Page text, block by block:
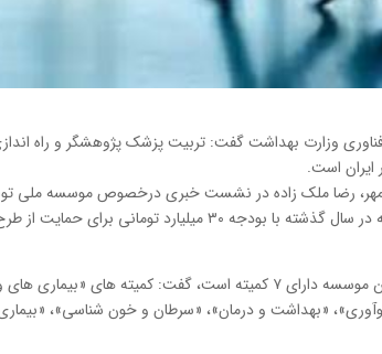
وزارت بهداشت گفت: تربیت پزشک پژوهشگر و راه
است.
مهر، رضا ملک زاده در نشست خبری درخصوص موسسه ملی
داشت: این موسسه در سال گذشته با بودجه ۳۰
وی با بیان اینکه این موسسه دارای ۷ کمیته است، گفت: کمیته
«بهداشت و درمان»، «سرطان و خون شناسی»،